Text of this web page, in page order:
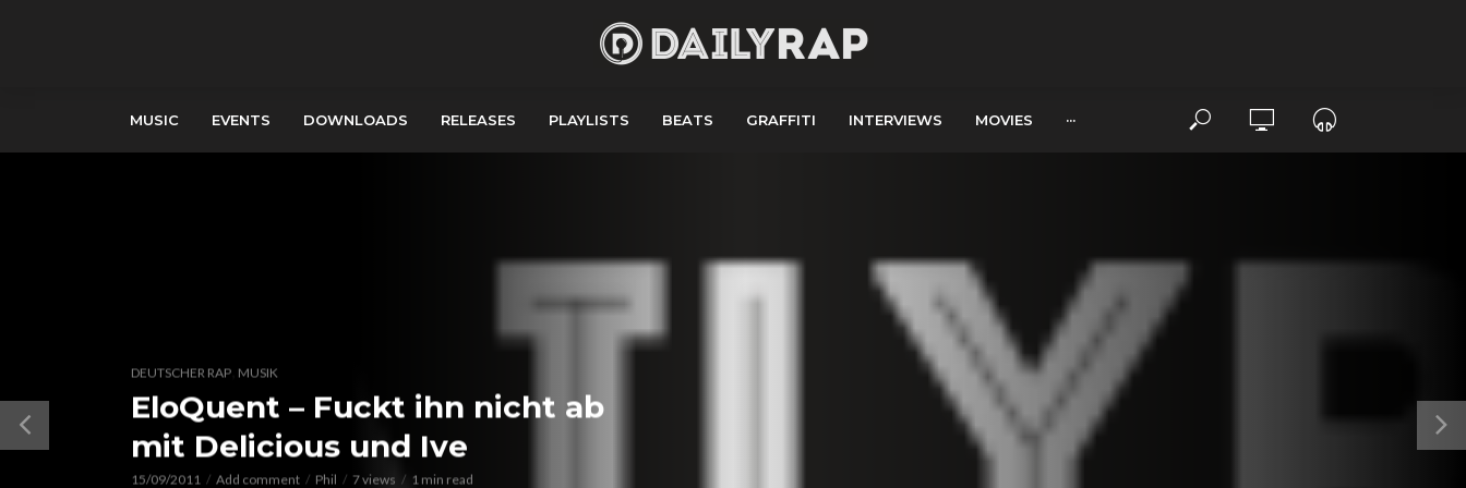
MUSIC EVENTS DOWNLOADS RELEASES PLAYLISTS BEATS GRAFFITI INTERVIEWS MOVIES ···
DEUTSCHER RAP MUSIK
EloQuent – Fuckt ihn nicht ab
mit Delicious und Ive
15/09/2011 Add comment Phil 7 views 1 min read